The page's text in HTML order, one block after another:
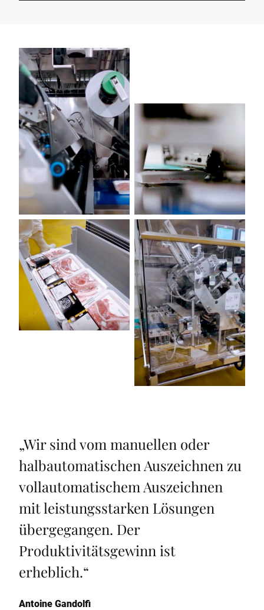
„Wir sind vom manuellen oder
halbautomatischen Auszeichnen zu
vollautomatischem Auszeichnen
mit leistungsstarken Lösungen
übergegangen. Der
Produktivitätsgewinn ist
erheblich.“
Antoine Gandolfi